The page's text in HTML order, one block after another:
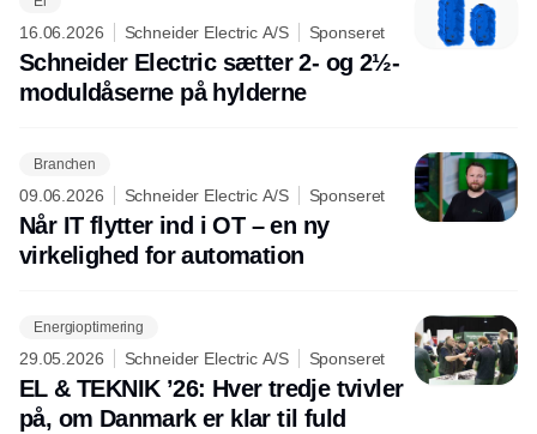
16.06.2026 Schneider Electric A/S Sponseret
Schneider Electric sætter 2- og 2½-
moduldåserne på hylderne
Branchen
09.06.2026 Schneider Electric A/S Sponseret
Når IT flytter ind i OT – en ny
virkelighed for automation
Energioptimering
29.05.2026 Schneider Electric A/S Sponseret
EL & TEKNIK ’26: Hver tredje tvivler
på, om Danmark er klar til fuld